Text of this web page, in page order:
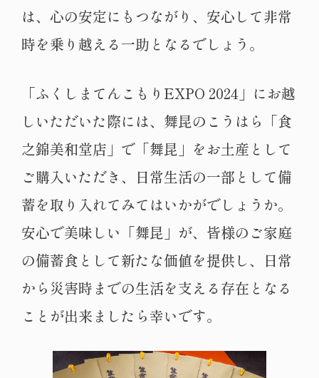
は、心の安定にもつながり、安心して非常
時を乗り越える一助となるでしょう。
「ふくしまてんこもりEXPO 2024」にお越
しいただいた際には、舞昆のこうはら「食
之錦美和堂店」で「舞昆」をお土産として
ご購入いただき、日常生活の一部として備
蓄を取り入れてみてはいかがでしょうか。
安心で美味しい「舞昆」が、皆様のご家庭
の備蓄食として新たな価値を提供し、日常
から災害時までの生活を支える存在となる
ことが出来ましたら幸いです。